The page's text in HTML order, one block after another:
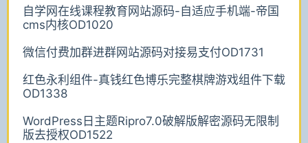
自学网在线课程教育网站源码-自适应手机端-帝国
cms内核OD1020
微信付费加群进群网站源码对接易支付OD1731
红色永利组件-真钱红色博乐完整棋牌游戏组件下载
OD1338
WordPress日主题Ripro7.0破解版解密源码无限制
版去授权OD1522